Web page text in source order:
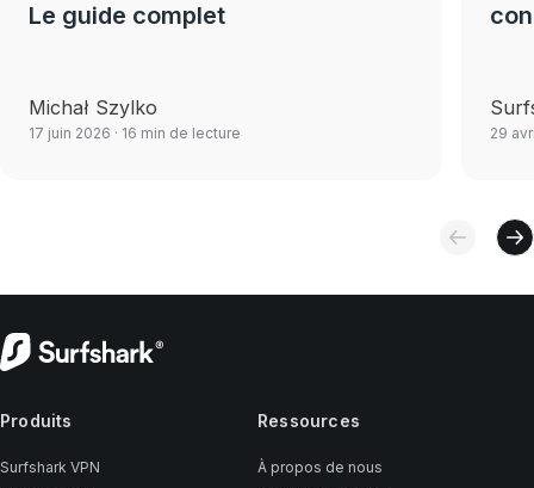
Le guide complet
Michał Szylko
17 juin 2026 · 16 min de lecture 29
Produits
Surfshark VPN
Ressources
À propos de nous